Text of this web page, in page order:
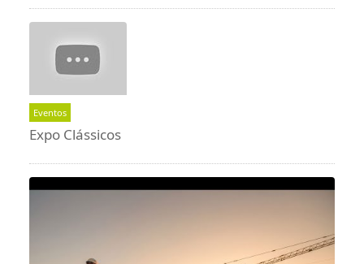
Eventos
Expo Clássicos